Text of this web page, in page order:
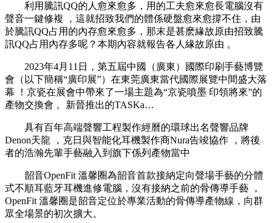
利用騰訊QQ的人愈來愈多 ，用的工夫愈來愈長電腦沒有
聲音一鍵修複 ，這就招致我們的體係硬盤愈來愈撐不住，由
於騰訊QQ占用的內存愈來愈多，那末是甚麽緣故原由招致騰
訊QQ占用內存多呢？本期內容就報告各人緣故原由 。
2023年4月11日， 第五屆中國（廣東）國際印刷手藝博覽
會（以下簡稱“廣印展”）在東莞廣東當代國際展覽中間盛大落
幕 ！京瓷在展會中帶來了一場主題為“京瓷噴墨 印領將來”的
產物交換會 。新晉推出的TASKa…
具有百年高端聲響工程製作經曆的環球出名聲響品牌
Denon天龍 ，克日與智能化耳機製作商Nura告竣協作 ，將後
者的浩瀚先輩手藝融入到旗下係列產物當中
韶音OpenFit 溫馨圈為韶音首款接納定向聲場手藝的分體
式不順耳藍牙耳機進修電腦，沒有接納之前的骨傳導手藝 ，
OpenFit 溫馨圈是韶音定位於專業活動的骨傳導產物線，向群
眾全場景的初次擴大。